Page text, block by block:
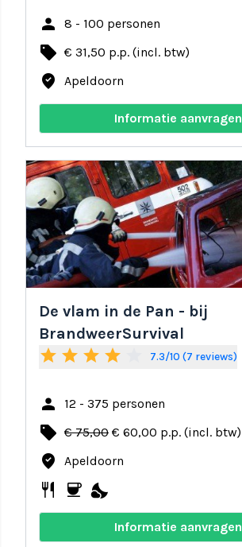
person 8 - 100 personen
local_offer € 31,50 p.p. (incl. btw)
where_to_vote Apeldoorn
Informatie aanvragen
De vlam in de Pan - bij
BrandweerSurvival
star star star star 7.3/10 (7 reviews)
person 12 - 375 personen
local_offer € 75,00 € 60,00 p.p. (incl. btw)
where_to_vote Apeldoorn
restaurant coffee nights_stay
Informatie aanvragen